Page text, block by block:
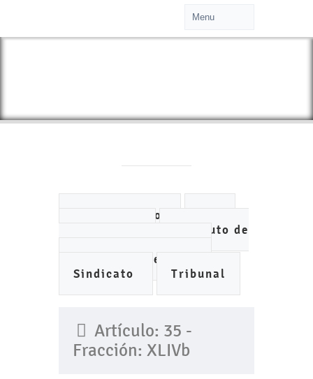
Ayuntamiento
Instituto de
Organismo de Agua
Sindicato
Tribunal
Artículo: 35 -
Fracción: XLIVb